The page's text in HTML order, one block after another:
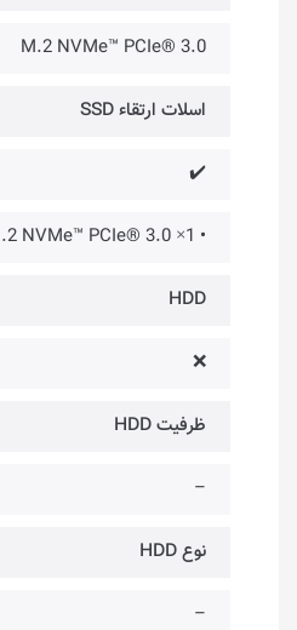
M.2 NVMe™ PCIe® 3.0
اسلات ارتقاء SSD
✔️
• 1× M.2 NVMe™ PCIe® 3.0
HDD
❌
ظرفیت HDD
–
نوع HDD
–